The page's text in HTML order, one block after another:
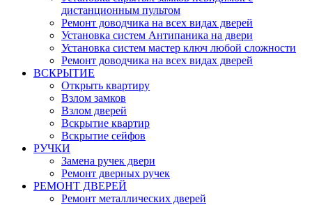
дистанционным пультом
Ремонт доводчика на всех видах дверей
Установка систем Антипаника на двери
Установка систем мастер ключ любой сложности
Ремонт доводчика на всех видах дверей
ВСКРЫТИЕ
Открыть квартиру
Взлом замков
Взлом дверей
Вскрытие квартир
Вскрытие сейфов
РУЧКИ
Замена ручек двери
Ремонт дверных ручек
РЕМОНТ ДВЕРЕЙ
Ремонт металлических дверей